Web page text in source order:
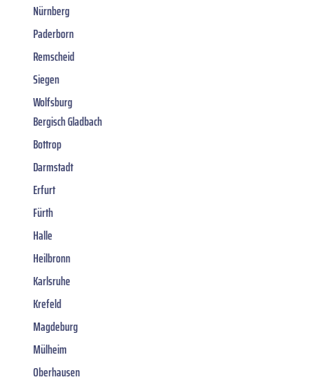
Nürnberg
Paderborn
Remscheid
Siegen
Wolfsburg
Bergisch Gladbach
Bottrop
Darmstadt
Erfurt
Fürth
Halle
Heilbronn
Karlsruhe
Krefeld
Magdeburg
Mülheim
Oberhausen